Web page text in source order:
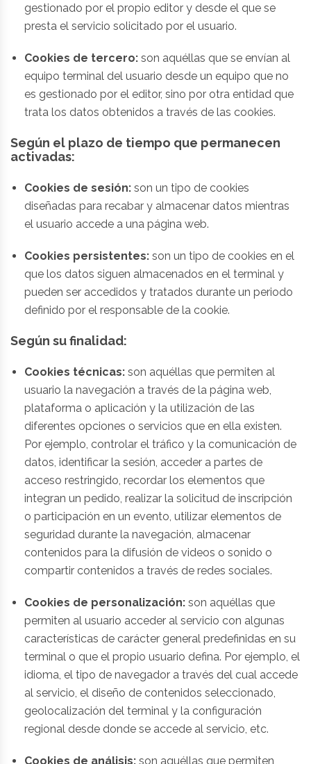
gestionado por el propio editor y desde el que se
presta el servicio solicitado por el usuario.
Cookies de tercero: son aquéllas que se envían al
equipo terminal del usuario desde un equipo que no
es gestionado por el editor, sino por otra entidad que
trata los datos obtenidos a través de las cookies.
Según el plazo de tiempo que permanecen
activadas:
Cookies de sesión: son un tipo de cookies
diseñadas para recabar y almacenar datos mientras
el usuario accede a una página web.
Cookies persistentes: son un tipo de cookies en el
que los datos siguen almacenados en el terminal y
pueden ser accedidos y tratados durante un periodo
definido por el responsable de la cookie.
Según su finalidad:
Cookies técnicas: son aquéllas que permiten al
usuario la navegación a través de la página web,
plataforma o aplicación y la utilización de las
diferentes opciones o servicios que en ella existen.
Por ejemplo, controlar el tráfico y la comunicación de
datos, identificar la sesión, acceder a partes de
acceso restringido, recordar los elementos que
integran un pedido, realizar la solicitud de inscripción
o participación en un evento, utilizar elementos de
seguridad durante la navegación, almacenar
contenidos para la difusión de videos o sonido o
compartir contenidos a través de redes sociales.
Cookies de personalización: son aquéllas que
permiten al usuario acceder al servicio con algunas
características de carácter general predefinidas en su
terminal o que el propio usuario defina. Por ejemplo, el
idioma, el tipo de navegador a través del cual accede
al servicio, el diseño de contenidos seleccionado,
geolocalización del terminal y la configuración
regional desde donde se accede al servicio, etc.
Cookies de análisis: son aquéllas que permiten